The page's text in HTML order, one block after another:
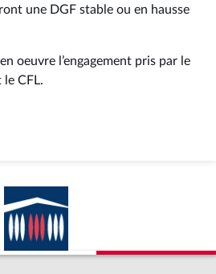
une DGF stable ou en hausse
oeuvre l’engagement pris par le
CFL.